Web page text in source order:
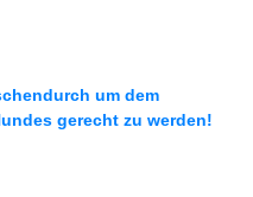
um dem
gerecht zu werden!